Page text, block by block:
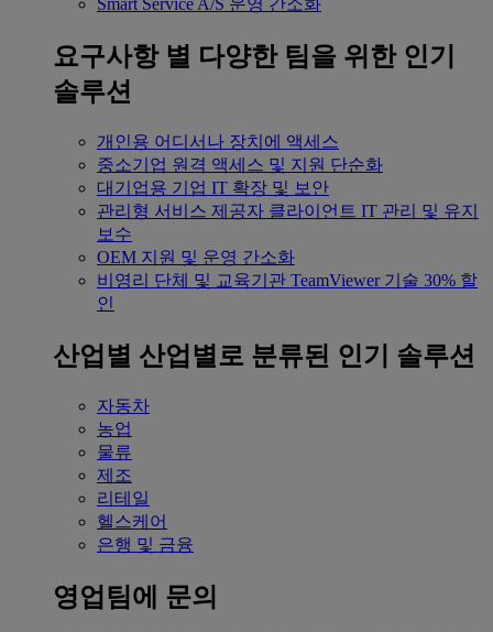
Smart Service A/S 운영 간소화
요구사항 별 다양한 팀을 위한 인기
솔루션
개인용 어디서나 장치에 액세스
중소기업 원격 액세스 및 지원 단순화
대기업용 기업 IT 확장 및 보안
관리형 서비스 제공자 클라이언트 IT 관리 및 유지
보수
OEM 지원 및 운영 간소화
비영리 단체 및 교육기관 TeamViewer 기술 30% 할
인
산업별 산업별로 분류된 인기 솔루션
자동차
농업
물류
제조
리테일
헬스케어
은행 및 금융
영업팀에 문의